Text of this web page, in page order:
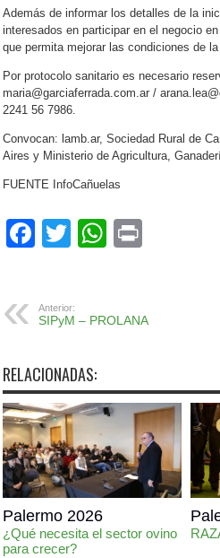
Además de informar los detalles de la
interesados en participar en el negocio
que permita mejorar las condiciones de
Por protocolo sanitario es necesario
maria@garciaferrada.com.ar /
2241 56 7986.
Convocan: lamb.ar, Sociedad Rural de
Aires y Ministerio de Agricultura,
FUENTE InfoCañuelas
Facebook
Twitter
Anterior:
SIPyM – PROLANA
RELACIONADAS:
Palermo 2026
¿Qué necesita el sector ovino
para crecer?